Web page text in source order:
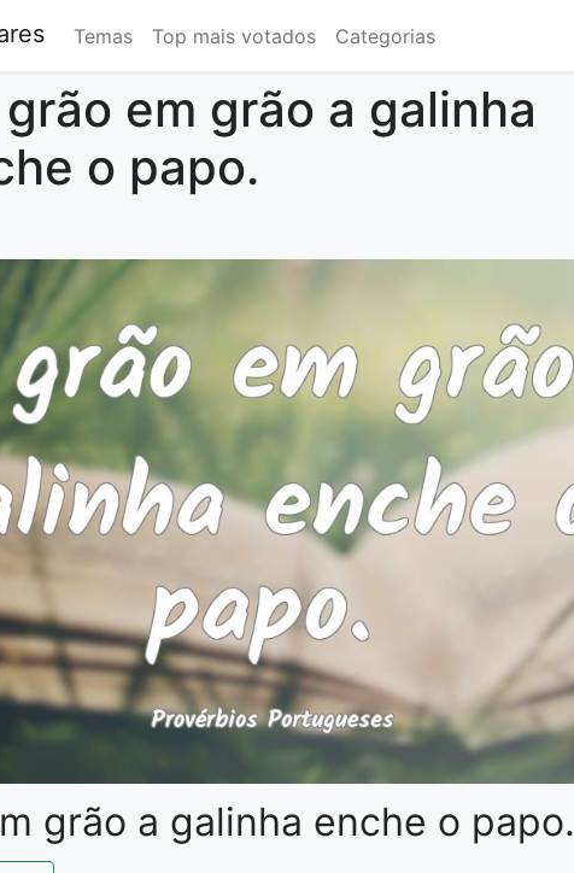
Temas Top mais votados Categorias
em grão a galinha
o papo.
grão a galinha enche o papo.